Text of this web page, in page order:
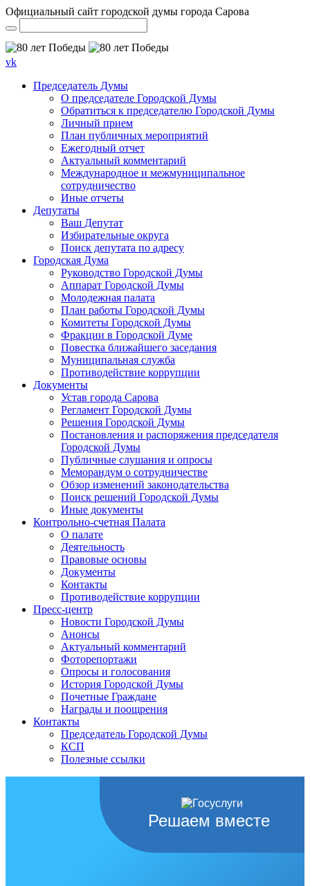
Официальный сайт городской думы города Сарова
vk
Председатель Думы
О председателе Городской Думы
Обратиться к председателю Городской Думы
Личный прием
План публичных мероприятий
Ежегодный отчет
Актуальный комментарий
Международное и межмуниципальное
сотрудничество
Иные отчеты
Депутаты
Ваш Депутат
Избирательные округа
Поиск депутата по адресу
Городская Дума
Руководство Городской Думы
Аппарат Городской Думы
Молодежная палата
План работы Городской Думы
Комитеты Городской Думы
Фракции в Городской Думе
Повестка ближайшего заседания
Муниципальная служба
Противодействие коррупции
Документы
Устав города Сарова
Регламент Городской Думы
Решения Городской Думы
Постановления и распоряжения председателя
Городской Думы
Публичные слушания и опросы
Меморандум о сотрудничестве
Обзор изменений законодательства
Поиск решений Городской Думы
Иные документы
Контрольно-счетная Палата
О палате
Деятельность
Правовые основы
Документы
Контакты
Противодействие коррупции
Пресс-центр
Новости Городской Думы
Анонсы
Актуальный комментарий
Фоторепортажи
Опросы и голосования
История Городской Думы
Почетные Граждане
Награды и поощрения
Контакты
Председатель Городской Думы
КСП
Полезные ссылки
Решаем вместе